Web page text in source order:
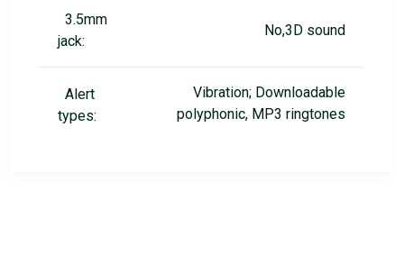
3.5mm
jack:
No,3D sound
Alert
types:
Vibration; Downloadable
polyphonic, MP3 ringtones